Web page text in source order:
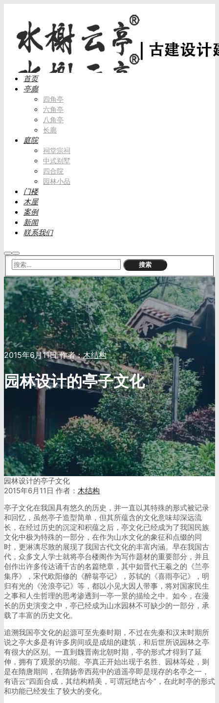
首页
亭廊
四角亭
六角亭
八角亭
长廊
庭院
祠堂宗祠
中式别墅
四合院
园林小品
门楼
木屋
案例
新闻
联系我们
搜 主
菜
单
2015年6月11日作者：木结构
园林设计的亭子文化
园林设计的亭子文化
2015年6月11日 作者： 木结构
亭子文化在我国具有悠久的历史，并一直以其特殊的形式被记录
和回忆，虽然亭子造型简单，但其所蕴含的文化意味却深远流
长，在经过历史的沉淀和积蕴之后，亭文化已经成为了我国民族
文化中极为特殊的一部分，在作为山水文化的象征和点缀的同
时，更淋漓尽致的展现了我国古代文化的丰富内涵。早在我国古
代，众多文人学士就将亭台楼阁作为写作题材的重要部分，并且
创作出许多传达诵千古的名篇绝章，其中如晋代王羲之的《兰亭
集序》，宋代欧阳修的《醉翁亭记》，苏轼的《喜雨亭记》，明
归有光的《沧浪亭记》等，都以小见大因人带事，将对国家民生
之事和人生哲理的思考渗透到一亭一景的描绘之中。如今，在漫
长的历史演变之中，亭已经成为山水园林不可缺少的一部分，承
载了丰富的历史文化。
追溯我国亭文化的起源可至先秦时期，不过在先秦和汉末时期所
说之亭大多是有许多房间或是成组的建筑，和后世所说园林之亭
有很大的区别。一直到魏晋南北朝时期，亭的形式才得到了延
伸，拥有了观景的功能。亭真正开始出现于名胜、园林等处，则
是在隋唐期间，在隋扬帝西苑中的逍遥亭即是现存的名亭之一，
有语云“四面合成，其结构精美，可谓冠绝古今”，在此时亭的形式
和功能已经发生了较大的变化。